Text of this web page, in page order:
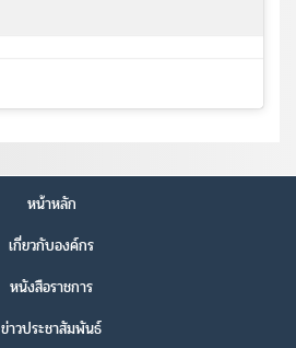
หน้าหลัก
เกี่ยวกับองค์กร
หนังสือราชการ
ข่าวประชาสัมพันธ์